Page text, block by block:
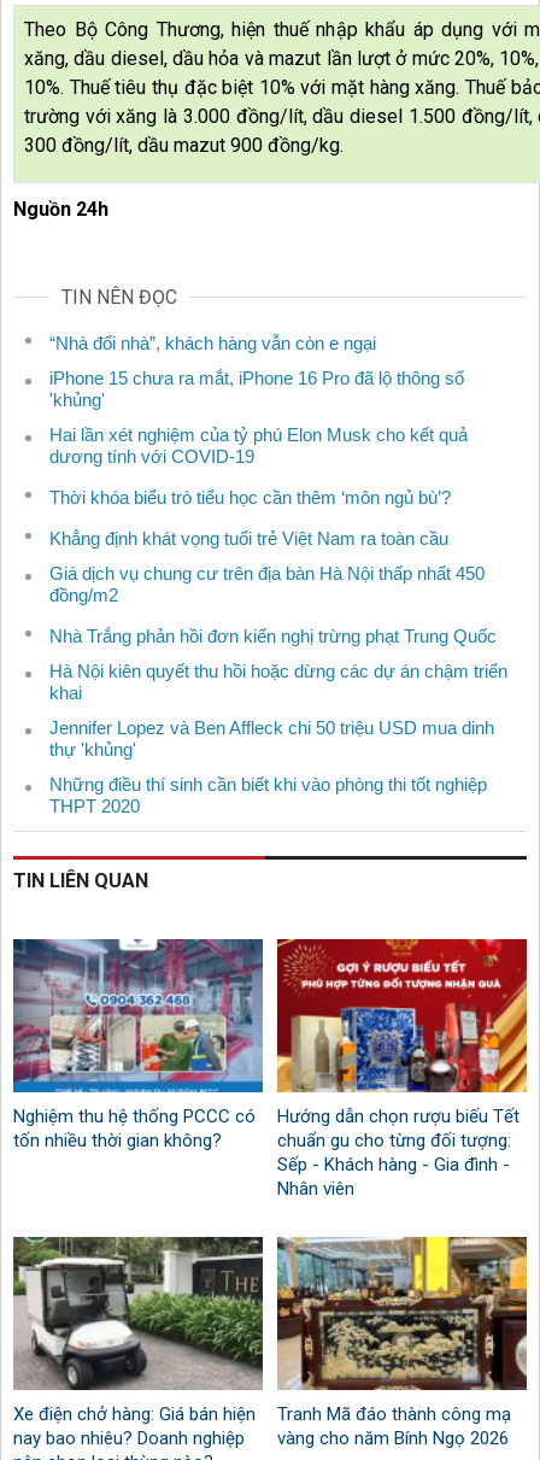
Theo Bộ Công Thương, hiện thuế nhập khẩu áp dụng với
xăng, dầu diesel, dầu hỏa và mazut lần lượt ở mức 20%,
10%. Thuế tiêu thụ đặc biệt 10% với mặt hàng xăng. Thuế
trường với xăng là 3.000 đồng/lít, dầu diesel 1.500 đồng/lít,
300 đồng/lít, dầu mazut 900 đồng/kg.
Nguồn 24h
TIN NÊN ĐỌC
“Nhà đổi nhà”, khách hàng vẫn còn e ngại
iPhone 15 chưa ra mắt, iPhone 16 Pro đã lộ thông số
'khủng'
Hai lần xét nghiệm của tỷ phú Elon Musk cho kết quả
dương tính với COVID-19
Thời khóa biểu trò tiểu học cần thêm ‘môn ngủ bù’?
Khẳng định khát vọng tuổi trẻ Việt Nam ra toàn cầu
Giá dịch vụ chung cư trên địa bàn Hà Nội thấp nhất 450
đồng/m2
Nhà Trắng phản hồi đơn kiến nghị trừng phạt Trung Quốc
Hà Nội kiên quyết thu hồi hoặc dừng các dự án chậm triển
khai
Jennifer Lopez và Ben Affleck chi 50 triệu USD mua dinh
thự 'khủng'
Những điều thí sinh cần biết khi vào phòng thi tốt nghiệp
THPT 2020
TIN LIÊN QUAN
Nghiệm thu hệ thống PCCC có
tốn nhiều thời gian không?
Hướng dẫn chọn rượu biếu Tết
chuẩn gu cho từng đối tượng:
Sếp - Khách hàng - Gia đình -
Nhân viên
Xe điện chở hàng: Giá bán hiện
nay bao nhiêu? Doanh nghiệp
Tranh Mã đáo thành công mạ
vàng cho năm Bính Ngọ 2026